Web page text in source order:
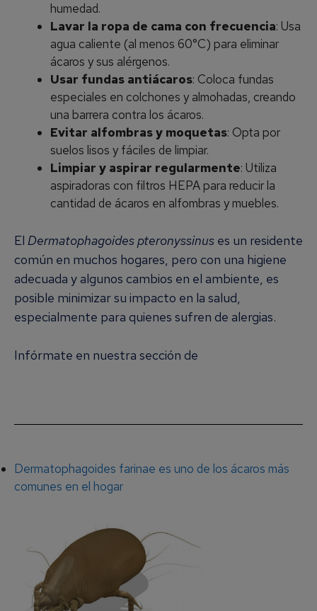
humedad.
Lavar la ropa de cama con frecuencia: Usa
agua caliente (al menos 60°C) para eliminar
ácaros y sus alérgenos.
Usar fundas antiácaros: Coloca fundas
especiales en colchones y almohadas, creando
una barrera contra los ácaros.
Evitar alfombras y moquetas: Opta por
suelos lisos y fáciles de limpiar.
Limpiar y aspirar regularmente: Utiliza
aspiradoras con filtros HEPA para reducir la
cantidad de ácaros en alfombras y muebles.
El Dermatophagoides pteronyssinus es un residente
común en muchos hogares, pero con una higiene
adecuada y algunos cambios en el ambiente, es
posible minimizar su impacto en la salud,
especialmente para quienes sufren de alergias.
Infórmate en nuestra sección de
Dermatophagoides farinae es uno de los ácaros más
comunes en el hogar